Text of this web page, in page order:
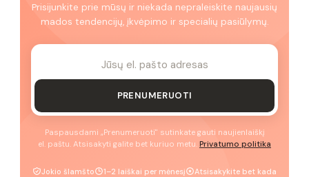
Prisijunkite prie mūsų ir niekada nepraleiskite naujausių
mados tendencijų, įkvėpimo ir specialių pasiūlymų.
PRENUMERUOTI
Paspausdami „Prenumeruoti" sutinkate gauti naujienlaiškį
el. paštu. Atsisakyti galite bet kuriuo metu. Privatumo politika
Jokio šlamšto 1–2 laiškai per mėnesį Atsisakykite bet kada